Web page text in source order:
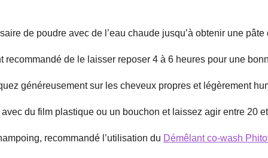
de poudre avec de l’eau chaude jusqu’à obtenir une
recommandé de le laisser reposer 4 à 6 heures pour une
généreusement sur les cheveux propres et légèrement
du film plastique ou un bouchon et laissez agir entre 20
recommandé l’utilisation du Démêlant co-wash